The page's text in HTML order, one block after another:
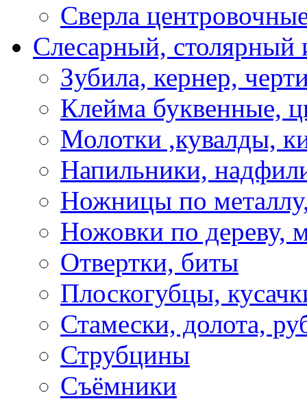
Сверла
Слесарный, столярный
Зубила, кернер,
Клейма буквенные,
Молотки ,кувалды,
Напильники,
Ножницы по
Ножовки по дереву,
Отвертки, биты
Плоскогубцы,
Стамески, долота,
Струбцины
Съёмники